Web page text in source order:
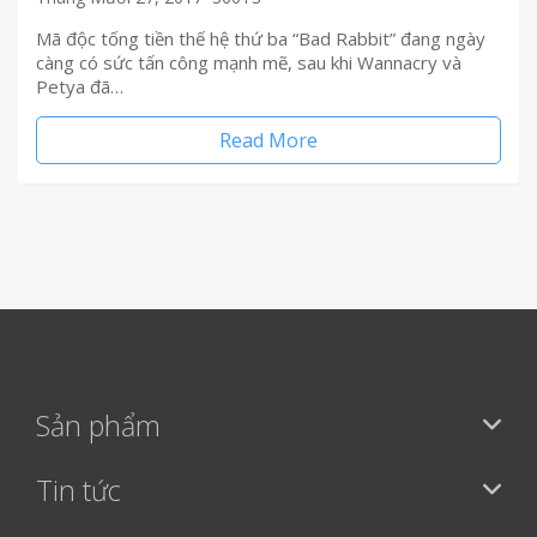
Mã độc tống tiền thế hệ thứ ba “Bad Rabbit” đang ngày
càng có sức tấn công mạnh mẽ, sau khi Wannacry và
Petya đã…
Read More
Sản phẩm
Tin tức